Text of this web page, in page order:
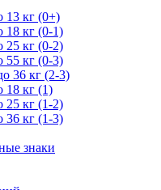
13 кг (0+)
18 кг (0-1)
25 кг (0-2)
55 кг (0-3)
36 кг (2-3)
18 кг (1)
25 кг (1-2)
36 кг (1-3)
знаки